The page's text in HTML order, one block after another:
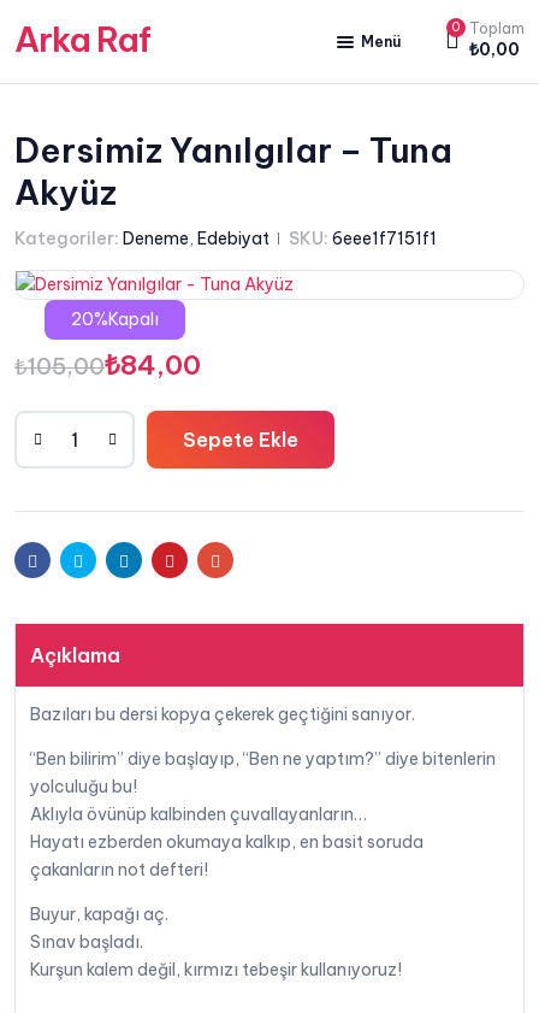
Arka Raf Menü
ANA SAYFA
HAKKIMIZDA
KİTAP SATIŞ
YAZARLARIMIZ
YAYIN PAKETLERİMİZ
0 Toplam
₺0,00
Dersimiz Yanılgılar – Tuna
Akyüz
Kategoriler: Deneme, Edebiyat SKU: 6eee1f7151f1
20%Kapalı
₺105,00
Orijinal
fiyat:
₺105,00.
₺84,00
Şu
andaki
fiyat:
Dersimiz
-
Akyüz
Sepete Ekle
FacebookTwitter LinkedinPinterestE-
Açıklama
Bazıları bu dersi kopya çekerek geçtiğini sanıyor.
“Ben bilirim” diye başlayıp, “Ben ne yaptım?” diye bitenlerin
yolculuğu bu!
Aklıyla övünüp kalbinden çuvallayanların…
Hayatı ezberden okumaya kalkıp, en basit soruda
çakanların not defteri!
Buyur, kapağı aç.
Sınav başladı.
Kurşun kalem değil, kırmızı tebeşir kullanıyoruz!